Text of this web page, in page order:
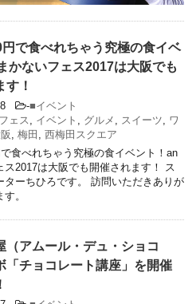
で食べれちゃう究極の食イベ
かないフェス2017は大阪でも
す！
-■イベント
ェス , イベント , グルメ , スイーツ, ワ
, 梅田 , 西梅田スクエア
食べれちゃう究極の食イベント！an
ス2017は大阪でも開催されます！ ス
ターちひろです。 訪問いただきありが
。
（アムール・デュ・ショコ
「チョコレート講座」を開催